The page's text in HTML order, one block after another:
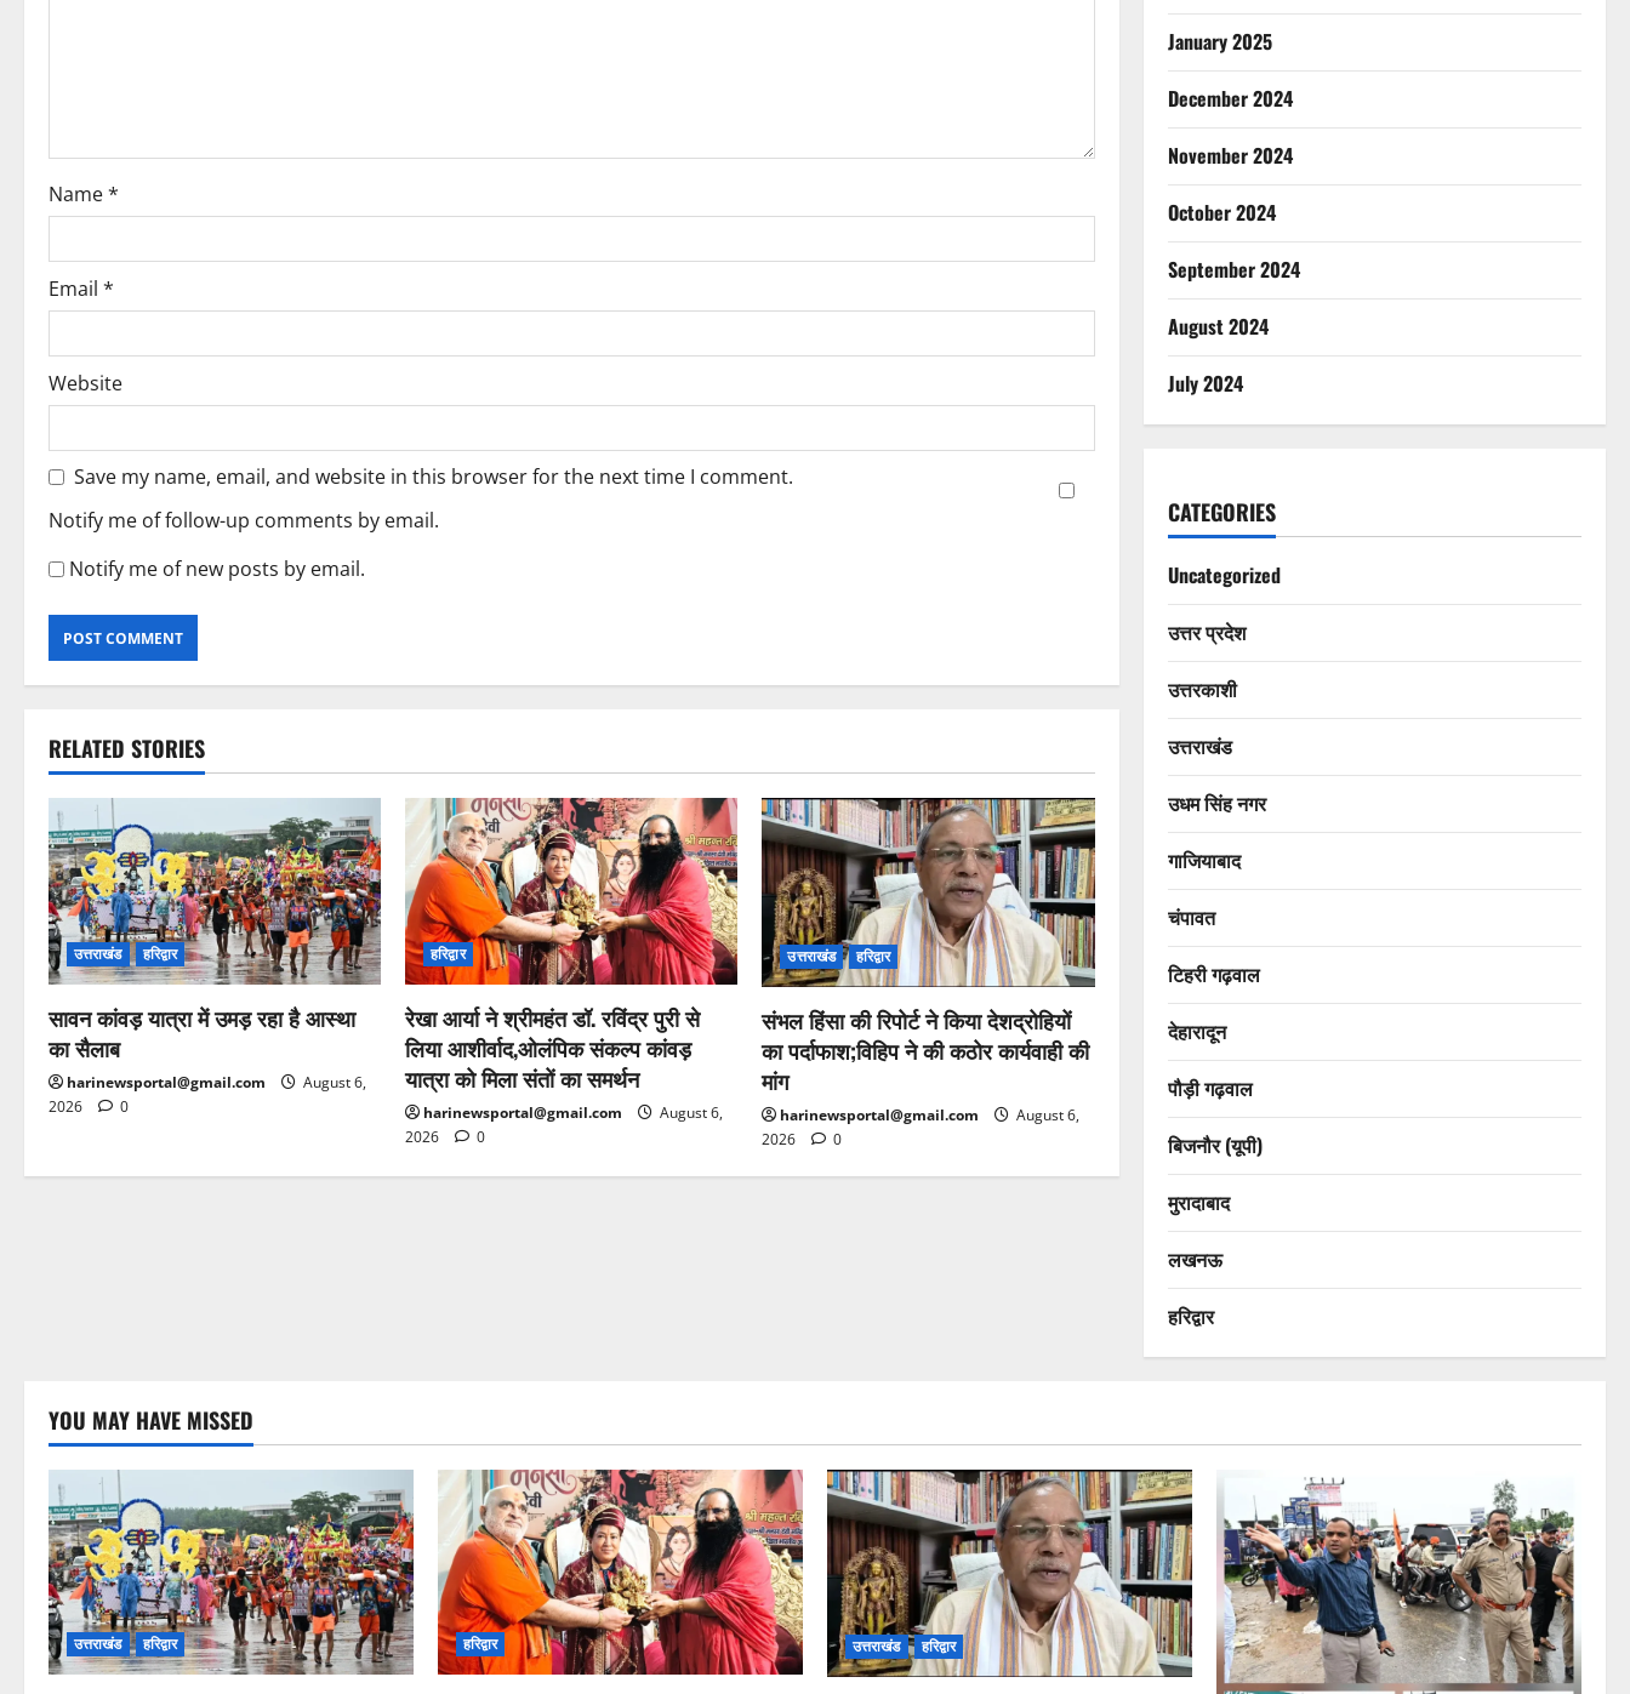
i
o
n
Name*
Email *
Website
Save my name, email, and website in this browser for the next time I comment.
Notify me of follow-up comments by email.
Notify me of new posts by email.
RELATED STORIES
उत्तराखंड हरिद्वार
सावन कांवड़ यात्रा में उमड़ रहा है आस्था
का सैलाब
harinewsportal@gmail.com
August 6,
2026
0
हरिद्वार
रेखा आर्या ने श्रीमहंत डॉ. रविंद्र पुरी से
लिया आशीर्वाद,ओलंपिक संकल्प कांवड़
यात्रा को मिला संतों का समर्थन
harinewsportal@gmail.com
August 6,
2026
0
उत्तराखंड हरिद्वार
संभल हिंसा की रिपोर्ट ने किया देशद्रोहियों
का पर्दाफाश;विहिप ने की कठोर कार्यवाही की
मांग
harinewsportal@gmail.com
August 6,
2026
0
January 2025
December 2024
November 2024
October 2024
September 2024
August 2024
July 2024
CATEGORIES
Uncategorized
उत्तर प्रदेश
उत्तरकाशी
उत्तराखंड
उधम सिंह नगर
गाजियाबाद
चंपावत
टिहरी गढ़वाल
देहारादून
पौड़ी गढ़वाल
बिजनौर (यूपी)
मुरादाबाद
लखनऊ
हरिद्वार
YOU MAY HAVE MISSED
उत्तराखंड हरिद्वार हरिद्वार उत्तराखंड हरिद्वार